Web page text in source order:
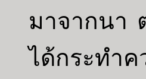
มาจากนา
ได้กระทำ